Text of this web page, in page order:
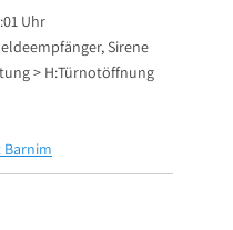
Uhr
Sirene
> H:Türnotöffnung
Barnim